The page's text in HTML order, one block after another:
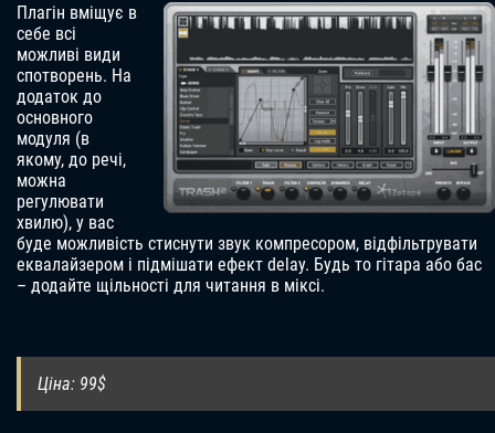
Плагін вміщує в
себе всі
можливі види
спотворень. На
додаток до
основного
модуля (в
якому, до речі,
можна
регулювати
хвилю), у вас
буде можливість стиснути звук компресором, відфільтрувати
еквалайзером і підмішати ефект delay. Будь то гітара або бас
– додайте щільності для читання в міксі.
Ціна: 99$